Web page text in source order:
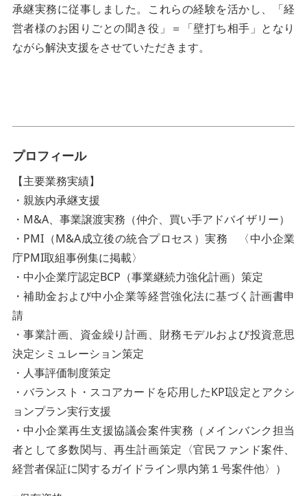
承継実務に従事しました。これらの経験を活かし、「経
営者様のお困りごとの聞き役」＝「壁打ち相手」となり
ながら解決支援をさせていただきます。
プロフィール
【主要業務実績】
・親族内承継支援
・M&A、事業譲渡実務（仲介、買い手アドバイザリー）
・PMI（M&A成立後の統合プロセス）実務 〈中小企業
庁PMI取組事例集に掲載〉
・中小企業庁認定BCP（事業継続力強化計画）策定
・補助金および中小企業等経営強化法に基づく計画書申
請
・事業計画、資金繰り計画、財務モデルおよび投資意思
決定シミュレーション策定
・人事評価制度策定
・バランスト・スコアカードを応用したKPI設定とアクシ
ョンプラン実行支援
・中小企業再生支援協議会案件実務（メインバンク担当
者として多数関与、再生計画策定〈官民ファンド案件、
経営者保証に関するガイドライン県内第１号案件他〉）